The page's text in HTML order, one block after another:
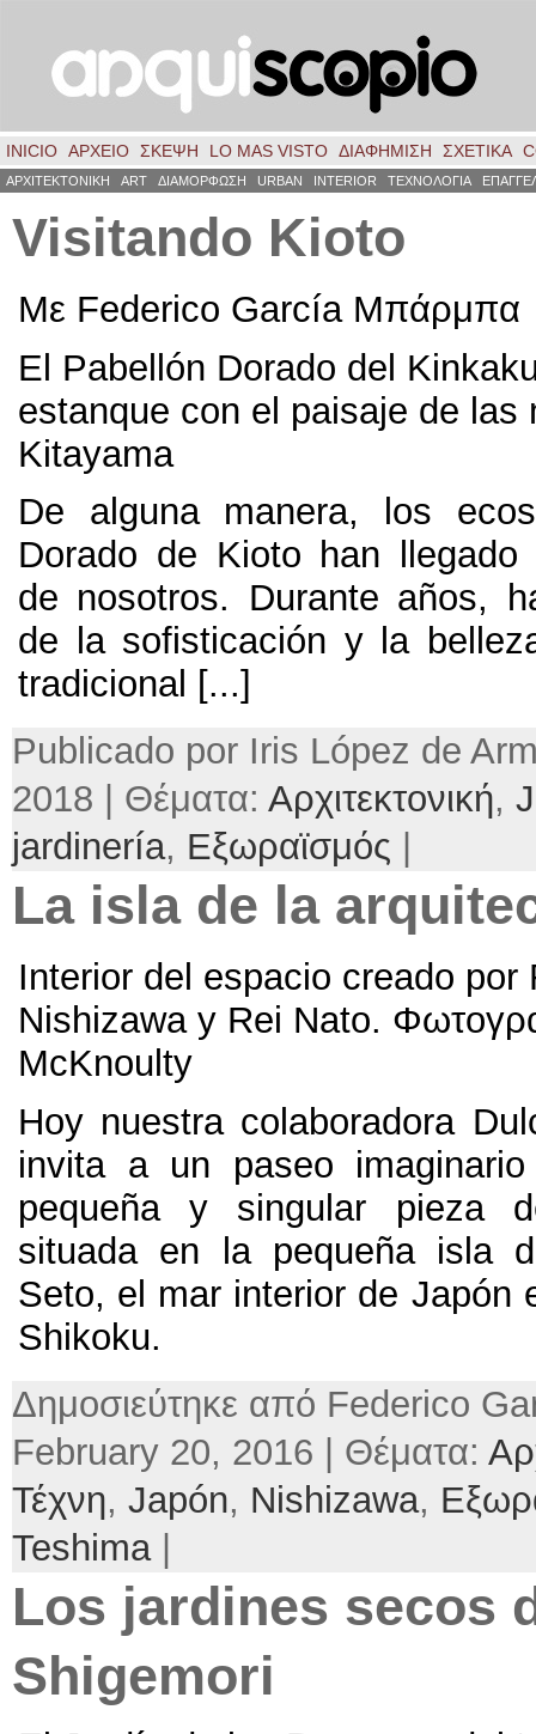
INICIO ΑΡΧΕΙΟ ΣΚΈΨΗ LO MAS VISTO ΔΙΑΦΗΜΙΣΗ ΣΧΕΤΙΚΑ
ΑΡΧΙΤΕΚΤΟΝΙΚΗ ART ΔΙΑΜΟΡΦΩΣΗ URBAN INTERIOR ΤΕΧΝΟΛΟΓΙΑ
Visitando Kioto
Με Federico García Μπάρμπα
El Pabellón Dorado del
estanque con el paisaje de las
Kitayama
De alguna manera, los
Dorado de Kioto han llegado
de nosotros. Durante años,
de la sofisticación y la
tradicional [...]
Publicado por Iris López de
2018 | Θέματα: Αρχιτεκτονική,
jardinería, Εξωραϊσμός
La isla de la
Interior del espacio creado por
Nishizawa y Rei Nato.
McKnoulty
Hoy nuestra colaboradora
invita a un paseo
pequeña y singular pieza
situada en la pequeña isla
Seto, el mar interior de Japón
Shikoku.
Δημοσιεύτηκε από Federico
February 20, 2016 | Θέματα:
Τέχνη, Japón, Nishizawa,
Teshima|
Los jardines secos
Shigemori